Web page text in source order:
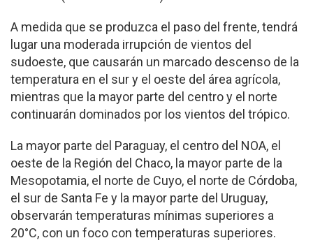
A medida que se produzca el paso del frente, tendrá
lugar una moderada irrupción de vientos del
sudoeste, que causarán un marcado descenso de la
temperatura en el sur y el oeste del área agrícola,
mientras que la mayor parte del centro y el norte
continuarán dominados por los vientos del trópico.
La mayor parte del Paraguay, el centro del NOA, el
oeste de la Región del Chaco, la mayor parte de la
Mesopotamia, el norte de Cuyo, el norte de Córdoba,
el sur de Santa Fe y la mayor parte del Uruguay,
observarán temperaturas mínimas superiores a
20°C, con un foco con temperaturas superiores.